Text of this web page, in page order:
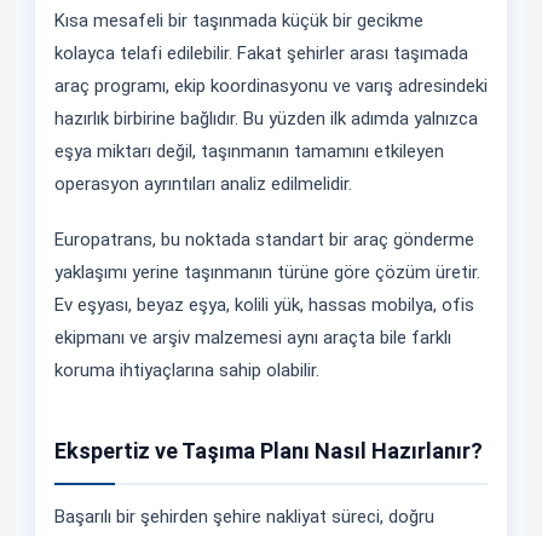
Kısa mesafeli bir taşınmada küçük bir gecikme
kolayca telafi edilebilir. Fakat şehirler arası taşımada
araç programı, ekip koordinasyonu ve varış adresindeki
hazırlık birbirine bağlıdır. Bu yüzden ilk adımda yalnızca
eşya miktarı değil, taşınmanın tamamını etkileyen
operasyon ayrıntıları analiz edilmelidir.
Europatrans, bu noktada standart bir araç gönderme
yaklaşımı yerine taşınmanın türüne göre çözüm üretir.
Ev eşyası, beyaz eşya, kolili yük, hassas mobilya, ofis
ekipmanı ve arşiv malzemesi aynı araçta bile farklı
koruma ihtiyaçlarına sahip olabilir.
Ekspertiz ve Taşıma Planı Nasıl Hazırlanır?
Başarılı bir şehirden şehire nakliyat süreci, doğru